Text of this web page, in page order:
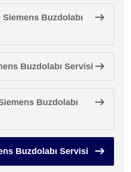
Buzdolabı
Buzdolabı Servisi
Buzdolabı
Buzdolabı Servisi